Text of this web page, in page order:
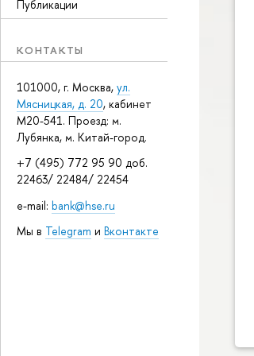
Публикации
КОНТАКТЫ
101000, г. Москва, ул.
Мясницкая, д. 20, кабинет
М20-541. Проезд: м.
Лубянка, м. Китай-город.
+7 (495) 772 95 90 доб.
22463/ 22484/ 22454
e-mail: bank@hse.ru
Мы в Telegram и Вконтакте